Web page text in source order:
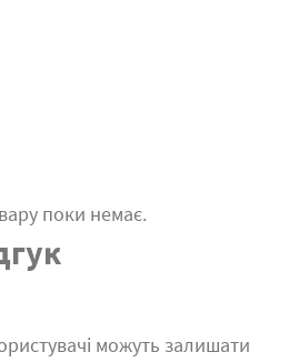
поки немає.
можуть залишати